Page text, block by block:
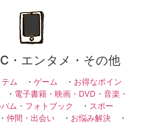
・エンタメ・その他
ム ・ ゲーム ・ お得なポイン
・ 電子書籍・映画・DVD・音楽・
ム・フォトブック ・ スポー
仲間・出会い ・ お悩み解決 ・